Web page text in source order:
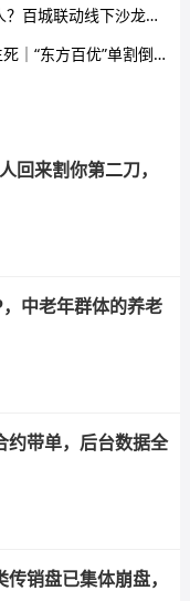
的是业绩军令状还是传销罪证？
优”单割倒计时进入最后10天
来割你第二刀，
中老年群体的养老
约带单，后台数据全
销盘已集体崩盘，